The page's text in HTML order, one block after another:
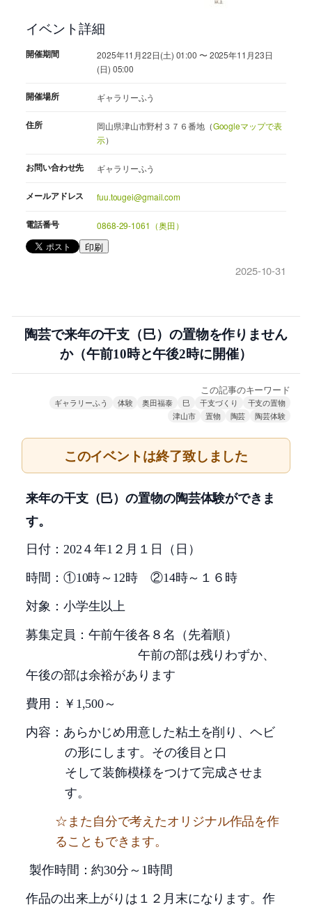
イベント詳細
開催期間
2025年11月22日(土) 01:00 〜 2025年11月23日
(日) 05:00
開催場所 ギャラリーふう
住所 岡山県津山市野村３７６番地（Googleマップで表
示）
お問い合わせ先 ギャラリーふう
メールアドレス fuu.tougei@gmail.com
電話番号 0868-29-1061（奥田）
印刷
2025-10-31
陶芸で来年の干支（巳）の置物を作りません
か（午前10時と午後2時に開催）
この記事のキーワード
ギャラリーふう 体験 奥田福泰 巳 干支づくり
干支の置物
津山市
置物 陶芸 陶芸体験
このイベントは終了致しました
来年の干支（巳）の置物の陶芸体験ができま
す。
日付： 202 ４年1 ２月１日（日）
時間：①10時～ 12時 ②14時～１６時
対象：小学生以上
募集定員：午前午後各８名（先着順）
午前の部は残りわずか、
午後の部は余裕があります
費用：￥ 1,500～
内容：あらかじめ用意した粘土を削り、ヘビ
の形にします。その後目と口
そして装飾模様をつけて完成させま
す。
☆また自分で考えたオリジナル作品を作
ることもできます。
製作時間：約30分～ 1 時間
作品の出来上がりは１２月末になります。作